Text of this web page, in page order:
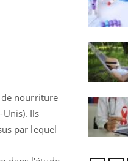
nourriture
Ils
par lequel
GLP-1
ils aussi les os